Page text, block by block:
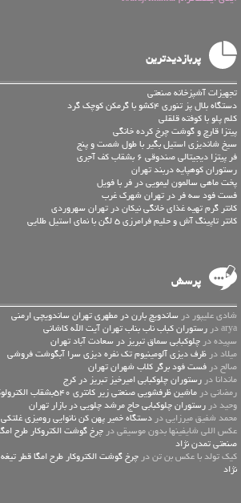
پربازدیدترین
تجهیزات آشپزخانه صنعتی
دستگاه بلال پز تنوری 4کشو با گرمکن کوچک گرد
کلم پلو با کوفته قلقلی
پیتزا قارچ و گوشت چرخ کرده خانگی
سیخ شاندیزی استیل بگیر با طول شصت و پنج
فر پیتزا دیجیتالی صندوقی 6 بشقاب کف آجری
رستوران کوهپایه دربند تهران
پخت ماهی سالمون لیمویی در فر با فویل
فست فود سه فر در تهران شهرک غرب
کانتر گرم تهیه غذای خانگی نیکان در تهران سهروردی
کانتر تاپینگ آش و حلیم فرامرزی 5 لگن با نمای استیل طلایی
پرسش
شادی علیپور در ساندویچ بارن در مطهری تهران ساندویچی ارمنی
arya در
رستوران کباب ناب بناب تهران آیت الله کاشانی
سپیده در چلوکبابی سماق تبریز در سعادت آباد تهران
میلاد در ظرف دیزی آلومینیوم تک نفره دیزی سرا آبگوشت فروشی
صالح در فست فود برگر کلاب شهران تهران
ماندانا در رستوران چلوکبابی امیرخیز تبریز در کرج
رمضانی در ماشین ظرفشویی صنعتی زیر کانتری 540بشقاب الکترولوکس
وحید در رستوران چلوکبابی حاج مرشد چلویی در بازار تهران
محمد شفیق میرزایی در دستگاه خمیر پهن کن نانوایی رومیزی غلتکی
عكس اللي شايفينها بدون موسيقى در
صنعتی تمدن نژاد
کیک تولد با عکس بن تن در
نژاد